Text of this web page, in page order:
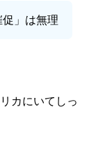
」は無理
カにいてしっ